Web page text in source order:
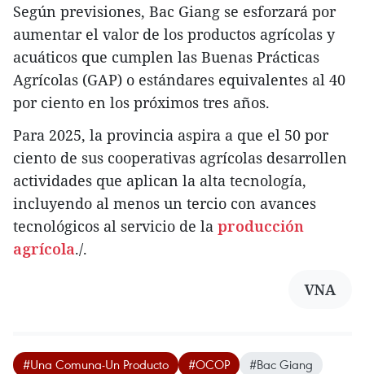
Según previsiones, Bac Giang se esforzará por
aumentar el valor de los productos agrícolas y
acuáticos que cumplen las Buenas Prácticas
Agrícolas (GAP) o estándares equivalentes al 40
por ciento en los próximos tres años.
Para 2025, la provincia aspira a que el 50 por
ciento de sus cooperativas agrícolas desarrollen
actividades que aplican la alta tecnología,
incluyendo al menos un tercio con avances
tecnológicos al servicio de la producción
agrícola./.
VNA
#Una Comuna-Un Producto #OCOP #Bac Giang